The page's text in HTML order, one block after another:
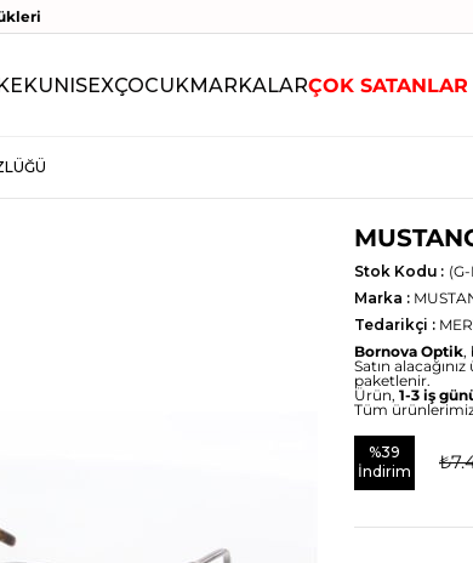
UNISEXÇOCUKMARKALARÇOK SATANLAR
Stok Kodu
Marka :
Tedarikçi :
Bornova Optik,
Satın
paketlenir.
Ürün, 1-3 iş
Tüm
%39
İndirim